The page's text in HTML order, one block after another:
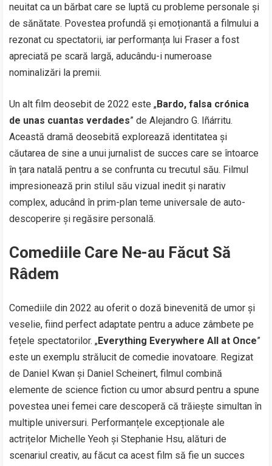
neuitat ca un bărbat care se luptă cu probleme personale și
de sănătate. Povestea profundă și emoționantă a filmului a
rezonat cu spectatorii, iar performanța lui Fraser a fost
apreciată pe scară largă, aducându-i numeroase
nominalizări la premii.
Un alt film deosebit de 2022 este „Bardo, falsa crónica
de unas cuantas verdades” de Alejandro G. Iñárritu.
Această dramă deosebită explorează identitatea și
căutarea de sine a unui jurnalist de succes care se întoarce
în țara natală pentru a se confrunta cu trecutul său. Filmul
impresionează prin stilul său vizual inedit și narativ
complex, aducând în prim-plan teme universale de auto-
descoperire și regăsire personală.
Comediile Care Ne-au Făcut Să
Râdem
Comediile din 2022 au oferit o doză binevenită de umor și
veselie, fiind perfect adaptate pentru a aduce zâmbete pe
fețele spectatorilor. „Everything Everywhere All at Once”
este un exemplu strălucit de comedie inovatoare. Regizat
de Daniel Kwan și Daniel Scheinert, filmul combină
elemente de science fiction cu umor absurd pentru a spune
povestea unei femei care descoperă că trăiește simultan în
multiple universuri. Performanțele excepționale ale
actrițelor Michelle Yeoh și Stephanie Hsu, alături de
scenariul creativ, au făcut ca acest film să fie un succes